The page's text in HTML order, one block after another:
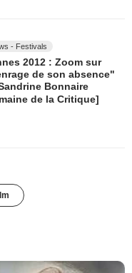
- Festivals
2012 : Zoom sur
de son absence"
Bonnaire
de la Critique]